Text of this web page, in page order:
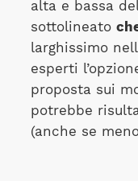
alta e bassa
sottolineato
larghissimo
esperti
proposta sui
potrebbe
(anche se